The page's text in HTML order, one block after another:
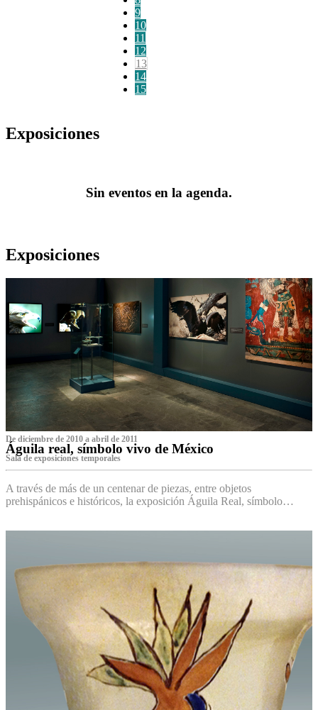
9
10
11
12
13
14
15
Exposiciones
Sin eventos en la agenda.
Exposiciones
De diciembre de 2010 a abril de 2011
Águila real, símbolo vivo de México
Sala de exposiciones temporales
A través de más de un centenar de piezas, entre objetos
prehispánicos e históricos, la exposición Águila Real, símbolo…